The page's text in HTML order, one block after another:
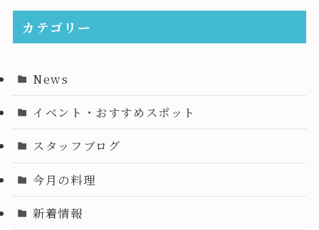
カテゴリー
News
イベント・おすすめスポット
スタッフブログ
今月の料理
新着情報